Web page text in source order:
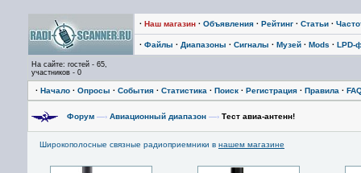
· Наш магазин · Объявления · Рейтинг · Статьи ·
· Файлы · Диапазоны · Сигналы · Музей · Mods · LPD-
На сайте: гостей - 65,
участников - 0
· Начало · Опросы · События · Статистика · Поиск · Регистрация · Правила ·
Форум —› Авиационный диапазон —› Тест авиа-антенн!
Широкополосные связные радиоприемники в нашем магазине